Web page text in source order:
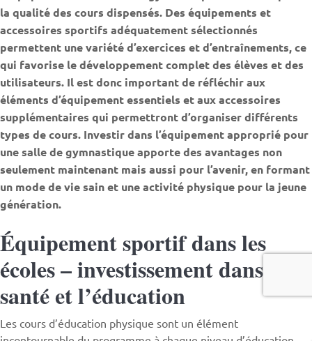
la qualité des cours dispensés. Des équipements et
accessoires sportifs adéquatement sélectionnés
permettent une variété d’exercices et d’entraînements, ce
qui favorise le développement complet des élèves et des
utilisateurs. Il est donc important de réfléchir aux
éléments d’équipement essentiels et aux accessoires
supplémentaires qui permettront d’organiser différents
types de cours. Investir dans l’équipement approprié pour
une salle de gymnastique apporte des avantages non
seulement maintenant mais aussi pour l’avenir, en formant
un mode de vie sain et une activité physique pour la jeune
génération.
Équipement sportif dans les
écoles – investissement dans la
santé et l’éducation
Les cours d’éducation physique sont un élément